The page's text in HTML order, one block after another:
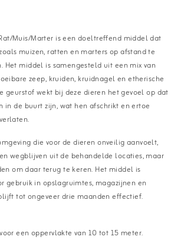
Muis/Marter is een doeltreffend middel dat
muizen, ratten en marters op afstand te
Het middel is samengesteld uit een mix van
zeep, kruiden, kruidnagel en etherische
geurstof wekt bij deze dieren het gevoel op dat
in de buurt zijn, wat hen afschrikt en ertoe
die voor de dieren onveilig aanvoelt,
wegblijven uit de behandelde locaties, maar
om daar terug te keren. Het middel is
gebruik in opslagruimtes, magazijnen en
tot ongeveer drie maanden effectief.
een oppervlakte van 10 tot 15 meter.